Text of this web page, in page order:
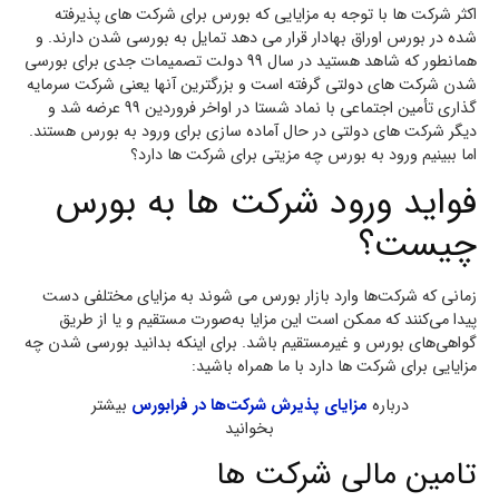
اکثر شرکت ها با توجه به مزایایی که بورس برای شرکت های پذیرفته
شده در بورس اوراق بهادار قرار می دهد تمایل به بورسی شدن دارند. و
همانطور که شاهد هستید در سال 99 دولت تصمیمات جدی برای بورسی
شدن شرکت های دولتی گرفته است و بزرگترین آنها یعنی شرکت سرمایه
گذاری تأمین اجتماعی با نماد شستا در اواخر فروردین 99 عرضه شد و
دیگر شرکت های دولتی در حال آماده سازی برای ورود به بورس هستند.
اما ببینیم ورود به بورس چه مزیتی برای شرکت ها دارد؟
فواید ورود شرکت ها به بورس
چیست؟
زمانی که شرکت‌ها وارد بازار بورس می شوند به مزایای مختلفی دست
پیدا می‌کنند که ممکن است این مزایا به‌صورت مستقیم و یا از طریق
گواهی‌های بورس و غیرمستقیم باشد. برای اینکه بدانید بورسی شدن چه
مزایایی برای شرکت ها دارد با ما همراه باشید:
درباره مزایای پذیرش شرکت‌ها در فرابورس بیشتر
بخوانید
تامین مالی شرکت ها